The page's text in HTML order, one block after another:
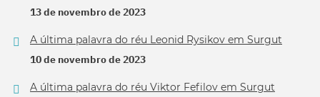
13 de novembro de 2023
A última palavra do réu Leonid Rysikov em Surgut
10 de novembro de 2023
A última palavra do réu Viktor Fefilov em Surgut